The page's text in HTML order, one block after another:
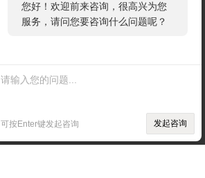
您好！欢迎前来咨询，很高兴为您
服务，请问您要咨询什么问题呢？
可按Enter键发起咨询 发起咨询
微信咨询